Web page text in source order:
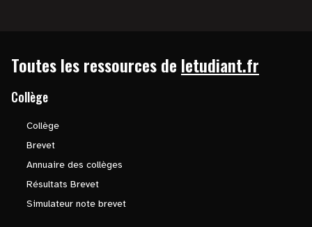
Toutes les ressources de letudiant.fr
Collège
Collège
Brevet
Annuaire des collèges
Résultats Brevet
Simulateur note brevet